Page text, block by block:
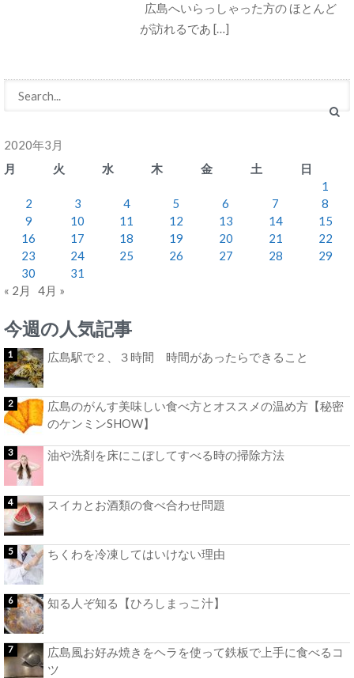
広島へいらっしゃった方の ほとんど
が訪れるであ […]
2020年3月
月
火 水 木 金 土
日
1
2
3 4 5 6 7
8
9
10 11 12 13 14
15
16
17 18 19 20 21
22
23
24 25 26 27 28
29
30
31
« 2月
4月 »
今週の人気記事
広島駅で２、３時間 時間があったらできること
広島のがんす美味しい食べ方とオススメの温め方【秘密
のケンミンSHOW】
油や洗剤を床にこぼしてすべる時の掃除方法
スイカとお酒類の食べ合わせ問題
ちくわを冷凍してはいけない理由
知る人ぞ知る【ひろしまっこ汁】
広島風お好み焼きをヘラを使って鉄板で上手に食べるコ
ツ